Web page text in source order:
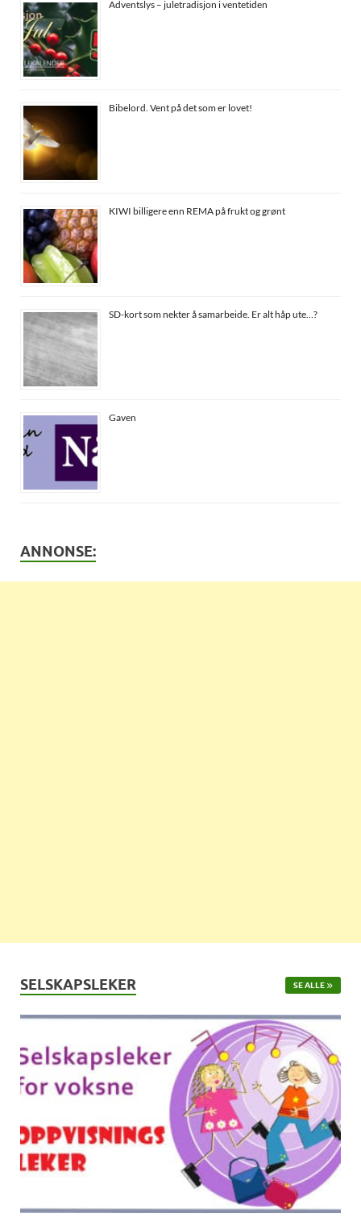
Adventslys – juletradisjon i ventetiden
Bibelord. Vent på det som er lovet!
KIWI billigere enn REMA på frukt og grønt
SD-kort som nekter å samarbeide. Er alt håp ute…?
Gaven
ANNONSE:
SELSKAPSLEKER SE ALLE